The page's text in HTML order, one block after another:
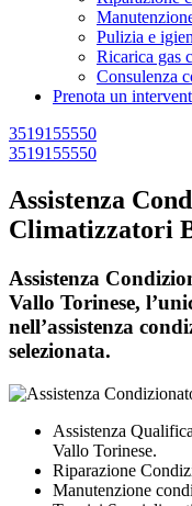
Pulizia e
Ricarica gas
Consulenza
Prenota un
3519155550
3519155550
Assistenza
Climatizzatori
Assistenza
Vallo Torinese,
nell’assistenza
selezionata.
Assistenza
Vallo Torinese.
Riparazione
Manutenzione